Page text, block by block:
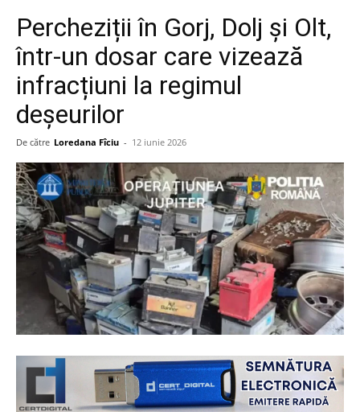
Percheziții în Gorj, Dolj și Olt,
într-un dosar care vizează
infracțiuni la regimul
deșeurilor
De către Loredana Fîciu - 12 iunie 2026